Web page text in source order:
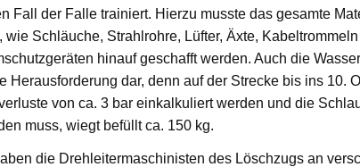
Fall der Falle trainiert. Hierzu musste das gesamte
wie Schläuche, Strahlrohre, Lüfter, Äxte,
hinauf geschafft werden. Auch die
Herausforderung dar, denn auf der Strecke bis ins 10.
von ca. 3 bar einkalkuliert werden und die
muss, wiegt befüllt ca. 150 kg.
die Drehleitermaschinisten des Löschzugs an